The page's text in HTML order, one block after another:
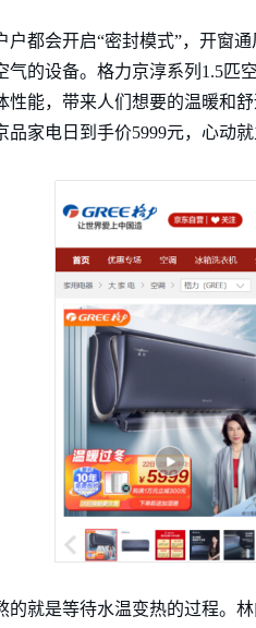
户都会开启“密封模式”，开窗
气的设备。格力京淳系列1.5匹
性能，带来人们想要的温暖和
家电日到手价5999元，心动就
的就是等待水温变热的过程。